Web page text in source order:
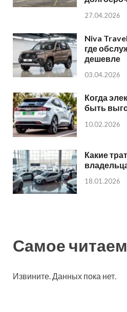
27.04.2026
Niva
где
дешевле
03.04.2026
Когда
быть
10.02.2026
Какие
18.01.2026
Самое
Извините. Данных пока нет.